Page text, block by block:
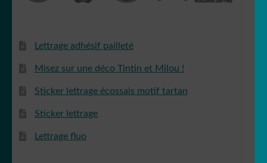
Lettrage adhésif pailleté
Misez sur une déco Tintin et Milou !
Sticker lettrage écossais motif tartan
Sticker lettrage
Lettrage fluo